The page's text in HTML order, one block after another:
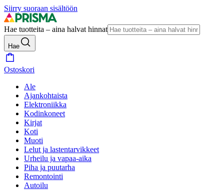
Siirry suoraan sisältöön
Hae tuotteita – aina halvat hinnat
Hae
Ostoskori
Ale
Ajankohtaista
Elektroniikka
Kodinkoneet
Kirjat
Koti
Muoti
Lelut ja lastentarvikkeet
Urheilu ja vapaa-aika
Piha ja puutarha
Remontointi
Autoilu